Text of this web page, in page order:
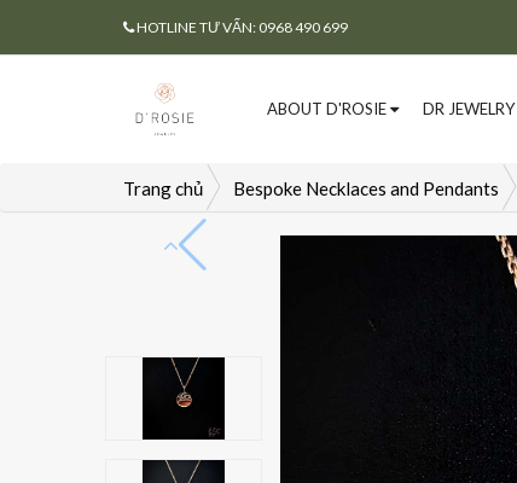
HOTLINE TƯ VẤN: 0968 490 699
ABOUT D'ROSIE DR JEWELRY
Trang chủ Bespoke Necklaces and Pendants